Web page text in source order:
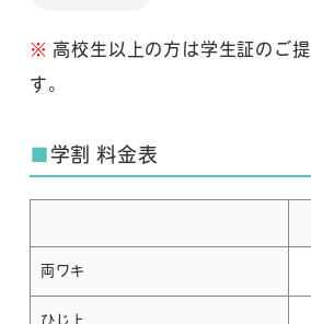
※ 高校生以上の方は学生証のご
す。
■学割 料金表
両ワキ
ひじ上